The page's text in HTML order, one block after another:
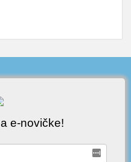
e-novičke!